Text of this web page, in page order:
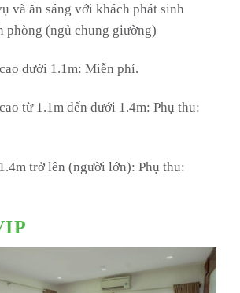
và ăn sáng với khách phát sinh
phòng (ngủ chung giường)
dưới 1.1m: Miễn phí.
từ 1.1m đến dưới 1.4m: Phụ thu:
trở lên (người lớn): Phụ thu: